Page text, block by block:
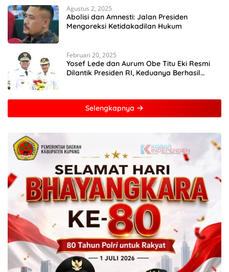
Agustus 2, 2025
Abolisi dan Amnesti: Jalan Presiden
Mengoreksi Ketidakadilan Hukum
Februari 20, 2025
Yosef Lede dan Aurum Obe Titu Eki Resmi
Dilantik Presiden RI, Keduanya Berhasil
Selengkapnya